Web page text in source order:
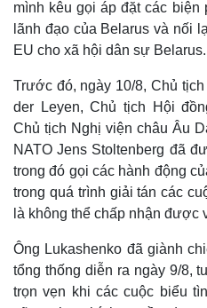
mình kêu gọi áp đặt các
lãnh đạo của Belarus và nối
EU cho xã hội dân sự Belarus.
Trước đó, ngày 10/8, Chủ
der Leyen, Chủ tịch Hội
Chủ tịch Nghị viện châu Âu
NATO Jens Stoltenberg đã
trong đó gọi các hành động
trong quá trình giải tán các
là không thể chấp nhận được
Ông Lukashenko đã giành
tổng thống diễn ra ngày 9/8,
trọn vẹn khi các cuộc biểu